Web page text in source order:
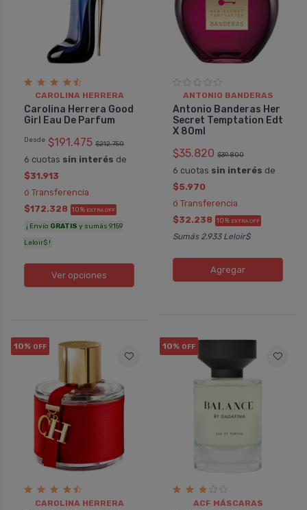
CAROLINA HERRERA
Carolina Herrera Good
Girl Eau De Parfum
Desde $191.475 $212.750
6 cuotas sin interés de
$31.913
ó Transferencia
$172.328 10% EXTRA OFF
¡ Envío GRATIS y sumás 9.159
Leloir$ !
Ver opciones
ANTONIO BANDERAS
Antonio Banderas Her
Secret Temptation Edt
X 80ml
$35.820 $39.800
6 cuotas sin interés de
$5.970
ó Transferencia
$32.238 10% EXTRA OFF
Sumás 2.933 Leloir$
Agregar
10% OFF
CAROLINA HERRERA
10% OFF
ACF MÁSCARAS